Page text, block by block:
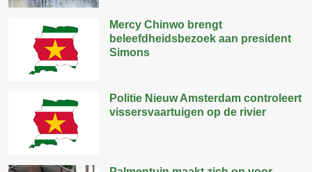
Mercy Chinwo brengt
beleefdheidsbezoek aan president
Simons
Politie Nieuw Amsterdam controleert
vissersvaartuigen op de rivier